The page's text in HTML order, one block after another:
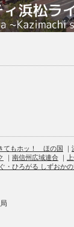
てもホッ！ ほの国 ｜
｜ 南信州広域連合 ｜
・ひろがる しずおかの